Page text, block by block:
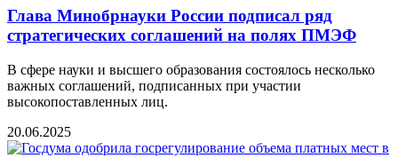
Глава Минобрнауки России подписал ряд
стратегических соглашений на полях ПМЭФ
В сфере науки и высшего образования состоялось несколько
важных соглашений, подписанных при участии
высокопоставленных лиц.
20.06.2025